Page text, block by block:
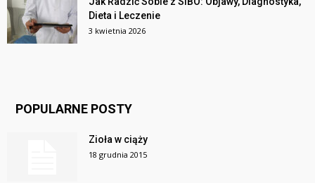
Dieta i Leczenie
3 kwietnia 2026
POPULARNE POSTY
Zioła w ciąży
18 grudnia 2015